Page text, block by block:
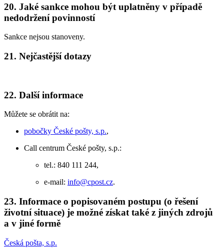
20. Jaké sankce mohou být uplatněny v případě
nedodržení povinností
Sankce nejsou stanoveny.
21. Nejčastější dotazy
22. Další informace
Můžete se obrátit na:
pobočky České pošty, s.p.,
Call centrum České pošty, s.p.:
tel.: 840 111 244,
e-mail: info@cpost.cz.
23. Informace o popisovaném postupu (o řešení
životní situace) je možné získat také z jiných zdrojů
a v jiné formě
Česká pošta, s.p.